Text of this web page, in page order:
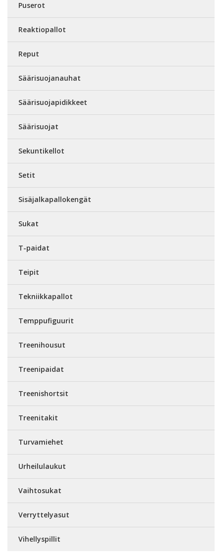
Puserot
Reaktiopallot
Reput
Säärisuojanauhat
Säärisuojapidikkeet
Säärisuojat
Sekuntikellot
Setit
Sisäjalkapallokengät
Sukat
T-paidat
Teipit
Tekniikkapallot
Temppufiguurit
Treenihousut
Treenipaidat
Treenishortsit
Treenitakit
Turvamiehet
Urheilulaukut
Vaihtosukat
Verryttelyasut
Vihellyspillit